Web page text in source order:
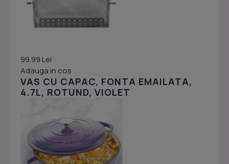
99.99 Lei
Adauga in cos
VAS CU CAPAC, FONTA EMAILATA,
4.7L, ROTUND, VIOLET